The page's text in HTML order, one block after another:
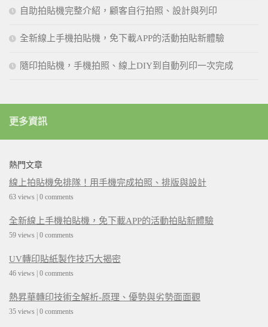
自助拍貼機完整介紹，顧客自行拍照、設計與列印
全新線上手機拍貼機，免下載APP的活動拍貼新體驗
隨印拍貼機，手機拍照、線上DIY到自動列印一次完成
更多資訊
熱門文章
線上拍貼機免排隊！用手機完成拍照、排版與設計
63 views | 0 comments
全新線上手機拍貼機，免下載APP的活動拍貼新體驗
59 views | 0 comments
UV轉印貼紙製作技巧大揭密
46 views | 0 comments
熱昇華轉印技術全解析-原理、優勢與劣勢面面觀
35 views | 0 comments